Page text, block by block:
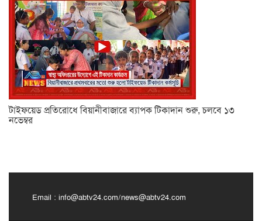
টাইফয়েড প্রতিরোধে বিয়ানীবাজারে ব্যাপক টিকাদান শুরু, চলবে ১৩
নভেম্বর
Email : info@abtv24.com/news@abtv24.com